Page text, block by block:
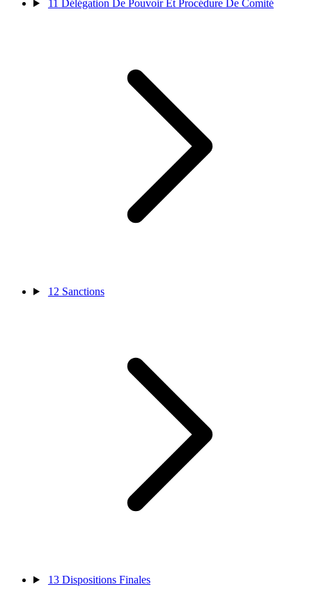
11 Délégation De Pouvoir Et Procédure De Comité
12 Sanctions
13 Dispositions Finales